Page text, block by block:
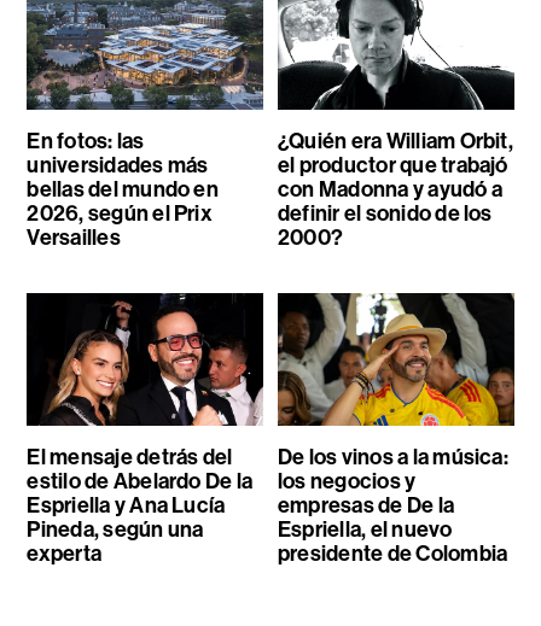
En fotos: las
universidades más
bellas del mundo en
2026, según el Prix
Versailles
¿Quién era William Orbit,
el productor que trabajó
con Madonna y ayudó a
definir el sonido de los
2000?
El mensaje detrás del
estilo de Abelardo De la
Espriella y Ana Lucía
Pineda, según una
experta
De los vinos a la música:
los negocios y
empresas de De la
Espriella, el nuevo
presidente de Colombia